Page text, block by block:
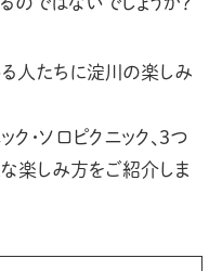
人たちに淀川の楽しみ
ク・ソロピクニック、3つ
楽しみ方をご紹介しま